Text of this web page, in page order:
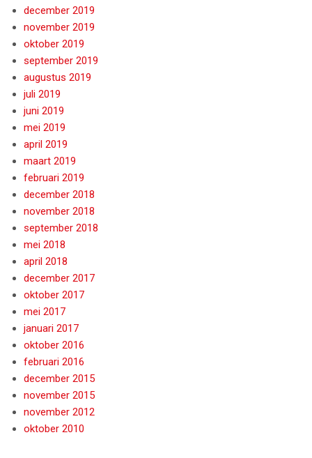
december 2019
november 2019
oktober 2019
september 2019
augustus 2019
juli 2019
juni 2019
mei 2019
april 2019
maart 2019
februari 2019
december 2018
november 2018
september 2018
mei 2018
april 2018
december 2017
oktober 2017
mei 2017
januari 2017
oktober 2016
februari 2016
december 2015
november 2015
november 2012
oktober 2010